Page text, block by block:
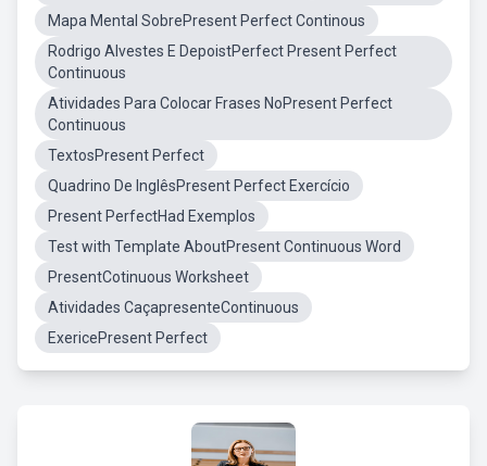
Mapa Mental SobrePresent Perfect Continous
Rodrigo Alvestes E DepoistPerfect Present Perfect
Continuous
Atividades Para Colocar Frases NoPresent Perfect
Continuous
TextosPresent Perfect
Quadrino De InglêsPresent Perfect Exercício
Present PerfectHad Exemplos
Test with Template AboutPresent Continuous Word
PresentCotinuous Worksheet
Atividades CaçapresenteContinuous
ExericePresent Perfect